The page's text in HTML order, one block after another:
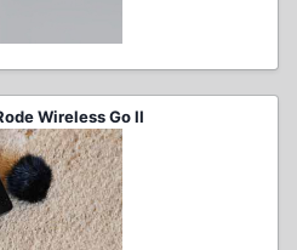
Wireless Go II